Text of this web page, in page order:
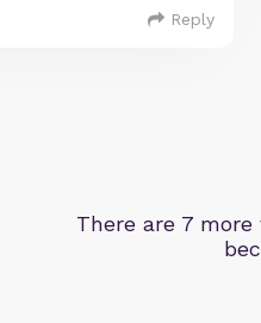
Reply
There are 7